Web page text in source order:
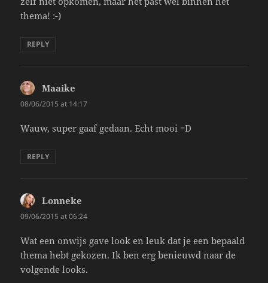
thema! :-)
REPLY
Maaike
08/06/2015 at 14:17
Wauw, super gaaf gedaan. Echt mooi =D
REPLY
Lonneke
09/06/2015 at 06:24
Wat een onwijs gave look en leuk dat je een bepaald
thema hebt gekozen. Ik ben erg benieuwd naar de
volgende looks.